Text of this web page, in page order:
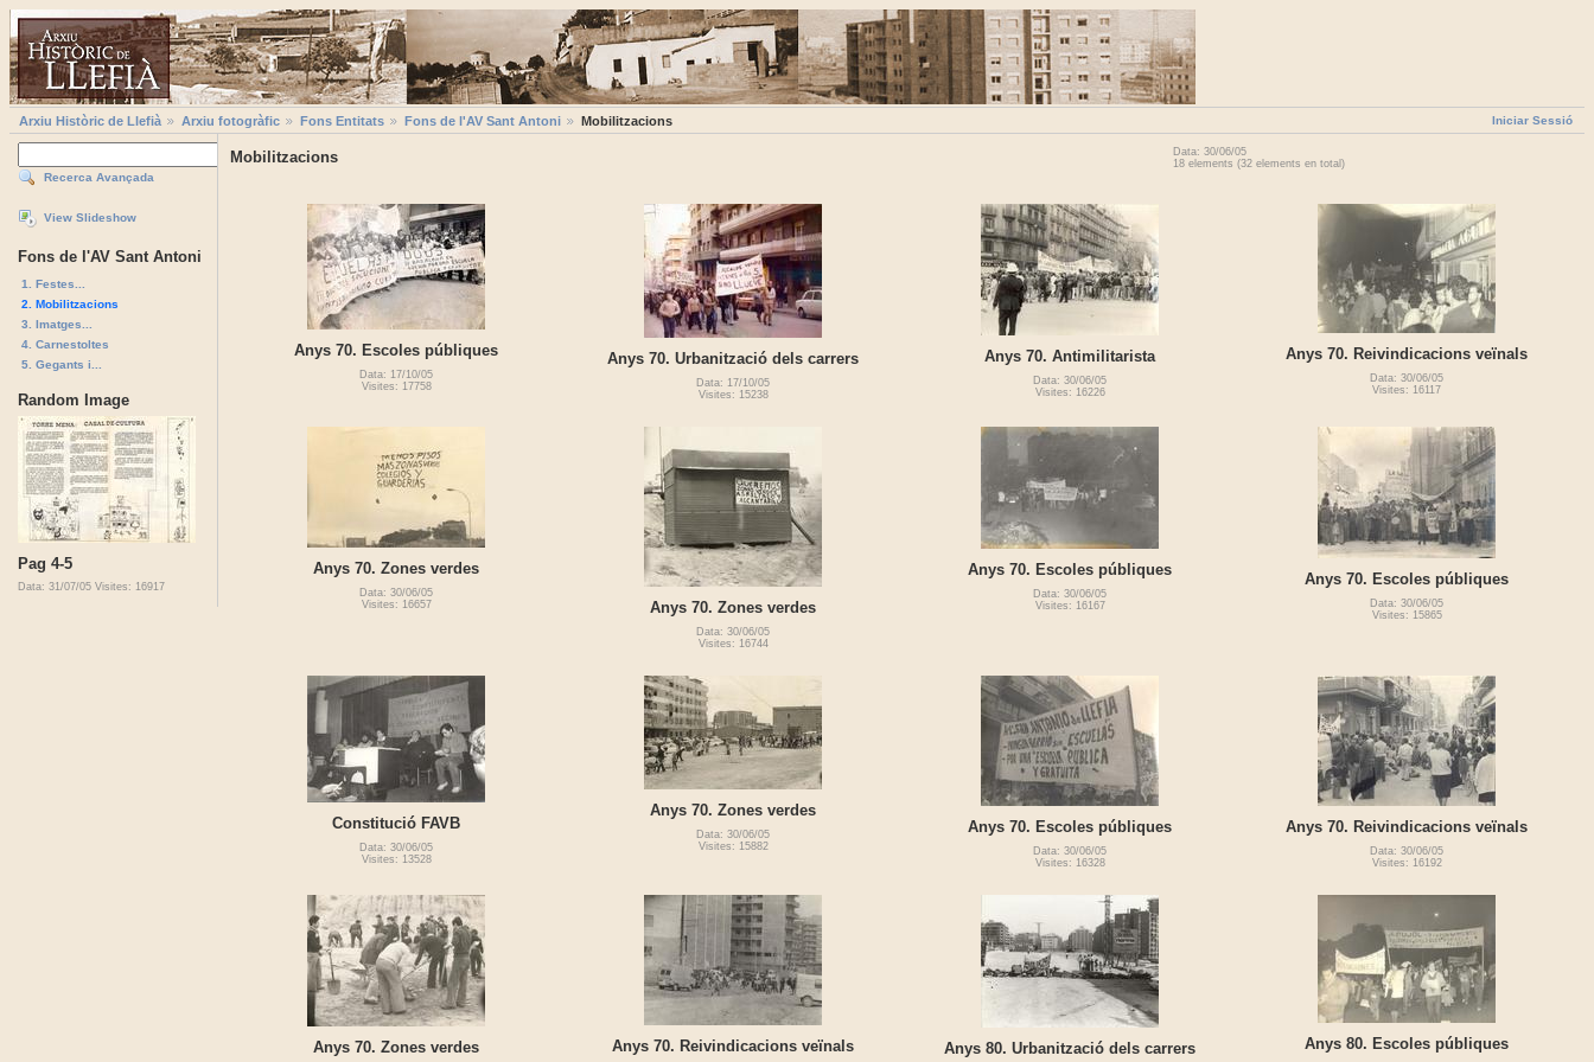
Iniciar Sessió
Arxiu Històric de Llefià Arxiu fotogràfic Fons Entitats Fons de l'AV Sant Antoni Mobilitzacions
Recerca Avançada
View Slideshow
Fons de l'AV Sant Antoni
1. Festes...
2. Mobilitzacions
3. Imatges...
4. Carnestoltes
5. Gegants i...
Random Image
Pag 4-5
Data: 31/07/05 Visites: 16917
Mobilitzacions
Data: 30/06/05
18 elements (32 elements en total)
Anys 70. Escoles públiques
Data: 17/10/05
Visites: 17758
Anys 70. Urbanització dels carrers
Data: 17/10/05
Visites: 15238
Anys 70. Antimilitarista
Data: 30/06/05
Visites: 16226
Anys 70. Reivindicacions veïnals
Data: 30/06/05
Visites: 16117
Anys 70. Zones verdes
Data: 30/06/05
Visites: 16657
Anys 70. Zones verdes
Data: 30/06/05
Visites: 16744
Anys 70. Escoles públiques
Data: 30/06/05
Visites: 16167
Anys 70. Escoles públiques
Data: 30/06/05
Visites: 15865
Constitució FAVB
Data: 30/06/05
Visites: 13528
Anys 70. Zones verdes
Data: 30/06/05
Visites: 15882
Anys 70. Escoles públiques
Data: 30/06/05
Visites: 16328
Anys 70. Reivindicacions veïnals
Data: 30/06/05
Visites: 16192
Anys 70. Zones verdes Anys 70. Reivindicacions veïnals Anys 80. Urbanització dels carrers Anys 80. Escoles públiques